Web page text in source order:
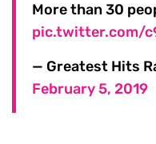
More than 30
pic.twitter.com/
— Greatest Hits
February 5, 2019